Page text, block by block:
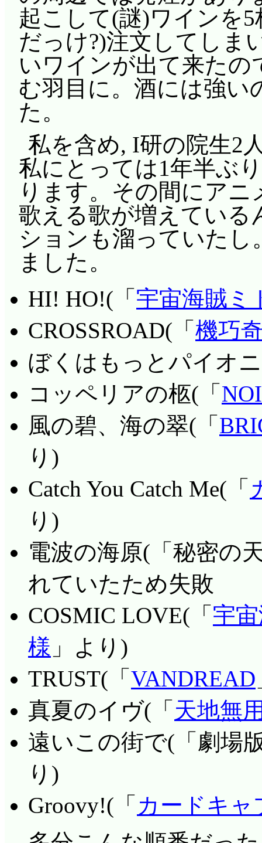
嘆く。グランディス
って自殺する筋合い
ハンソンを連れて立
のなら, バベルの塔の
に。グランディスの
ゃあるまいし, 乗組員
ないだろ。それにし
いて行くんだよ。ナ
して。本当にどうし
い返すならその場で
自爆以外に残された
号に止めを刺すため
間を狙い, ただ一発残
ガーフィッシュから
っていく中, 機関が停
開けようとするノー
るグラタンがそれを
マリーに耐え切れな
一人ガーゴイルに降
アを捕獲しようとす
のジェット機2号を突
後にノーチラス号の
破壊。ノーチラス号
……ここのグラタンは
ついて来ていなけれ
ンも, トラクタービー
たナディアを救うた
(前回「2号機がある
か!)を突っ込ませた。
たし(飛行時間が短い
落ちたら, いかにノー
だけどなあ。機密性
イルが「皇帝陛下」
な。
るつもりだったのだ
でも素人に握らせる
ろか, 場合によっちゃ
ちゃん大暴走。とこ
リーズまではどれみ
達が乱発していたん
ゃんに魔法を乱発さ
しているのか(マジカ
おんぷの仕事(ラジオ
相方のサインも貰っ
ことが気になって素
「何だかんだ言って
うが, 何も言わずに突
く, 二人は裏口から家
みとハナちゃんから,
から, 父が客にも娘に
知るのだった。……叱
ていたハナちゃんが,
付いていることに驚
納得しないだろうか
う。はづきは, ゆかり
いたのかな。ちなみ
が好きです。
あやとゆかりは
にボロボロののれん
ゼントに贈る。老舗
手だが, どちらの父も
った。……ちょ, ちょ
はともかく, 一見の客
あー, 起承転結のは
のが楽だわ。
曰く「おにいたまの
告したばかりに松竹
が即座に担架で搬送
げさに騒ぐ黒メガネ
た……途端, 外面を捨
そーいう性格か!)。ミ
って見舞いに来た楓
そして松竹は楓に惚
描く(^^;;;
さてさて, 改めてム
ミルモの僕(名前失念
だと思ったら, メルヘ
て気もするけど。あ
い」を地でいくムル
の相性はことごとく
……このスロット風
ビでの放映に際して
て。悟作ラーメンの
ットマシン風なんで
笑ってしまいました。
学校には好相性の人
って, 突然好相性の気
がいたわけで, 「やっ
でしゅ」と主張する
良かったのはその奥
面と真の性格にギャ
たもの同士ではある
女の子のところがい
けど, 最終的には解き
として正式に憑くに
といけないので, 翌日
ップをプレゼントす
ぎしていますが……楓
ゼント渡す～」だっ
いな性格(松竹より楓
起こして(謎)ワインを
だっけ?)注文してしま
いワインが出て来たの
む羽目に。酒には強い
た。
私を含め, I研の院生2
私にとっては1年半ぶ
ります。その間にア
歌える歌が増えている
ションも溜っていた
ました。
HI! HO!(「 宇宙海賊ミ
CROSSROAD(「 機巧
ぼくはもっとパイオ
コッペリアの柩(「
風の碧、海の翠(「
り)
Catch You Catch Me(「
り)
電波の海原(「秘密の
れていたため失敗
COSMIC LOVE(「 宇
様 」より)
TRUST(「 VANDREAD
真夏のイヴ(「 天地無
遠いこの街で(「劇場
り)
Groovy!(「 カードキ